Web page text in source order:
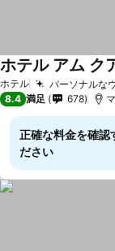
ホテル パーソナルな
ホテル アム ク
8.4 満足 678
正確な料金を確認
ださい